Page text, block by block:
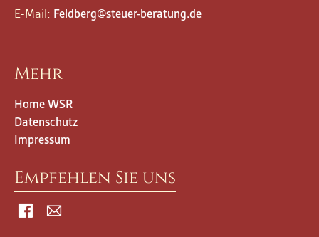
E-Mail: Feldberg@steuer-beratung.de
Mehrüberspringen
Home WSR
Datenschutz
Impressum
Empfehlen Sie uns
Facebook